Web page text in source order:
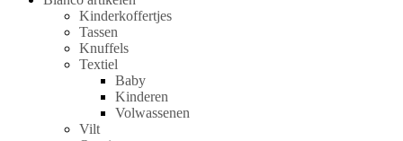
Kinderkoffertjes
Tassen
Knuffels
Textiel
Baby
Kinderen
Volwassenen
Vilt